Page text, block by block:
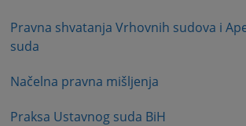
Pravna shvatanja Vrhovnih sudova i
suda
Načelna pravna mišljenja
Praksa Ustavnog suda BiH